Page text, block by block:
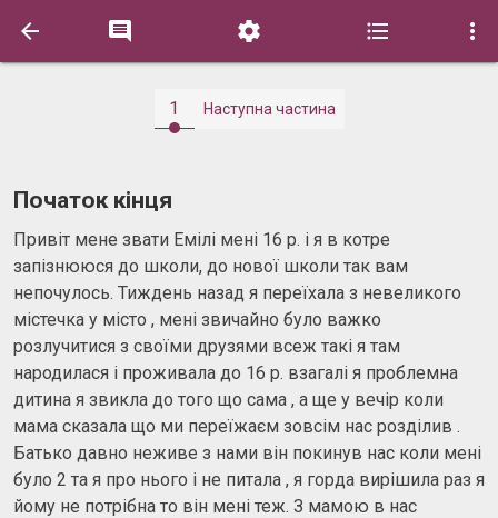
    
1 Наступна частина
Початок кінця
Привіт мене звати Емілі мені 16 р. і я в котре
запізнююся до школи, до нової школи так вам
непочулось. Тиждень назад я переїхала з невеликого
містечка у місто , мені звичайно було важко
розлучитися з своїми друзями всеж такі я там
народилася і проживала до 16 р. взагалі я проблемна
дитина я звикла до того що сама , а ще у вечір коли
мама сказала що ми переїжаєм зовсім нас розділив .
Батько давно неживе з нами він покинув нас коли мені
було 2 та я про нього і не питала , я горда вирішила раз я
йому не потрібна то він мені теж. З мамою в нас